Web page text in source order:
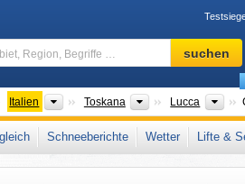
Skigebiet,
Region,
…
suchen
Italien LänderToskana Regionen
Lucca
Apuanische Alpen Toskanisch-Emilianischer
Schneeberichte Wetter Lifte &